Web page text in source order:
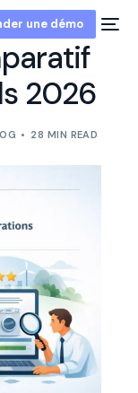
une démo
2026
28 MIN READ